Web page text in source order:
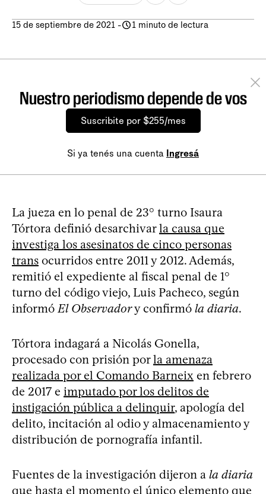
15 de septiembre de 2021 - 1 minuto de lectura
Nuestro periodismo depende de vos
Suscribite por $255/mes
Si ya tenés una cuenta Ingresá
La jueza en lo penal de 23° turno Isaura
Tórtora definió desarchivarla causa que
investiga los asesinatos de cinco personas
trans ocurridos entre 2011 y 2012. Además,
remitió el expediente al fiscal penal de 1°
turno del código viejo, Luis Pacheco, según
informó El Observadory confirmó la diaria.
Tórtora indagará a Nicolás Gonella,
procesado con prisión porla amenaza
realizada por el Comando Barneix en febrero
de 2017 e imputado por los delitos de
instigación pública a delinquir, apología del
delito, incitación al odio y almacenamiento y
distribución de pornografía infantil.
Fuentes de la investigación dijeron a la diaria
que hasta el momento el único elemento que